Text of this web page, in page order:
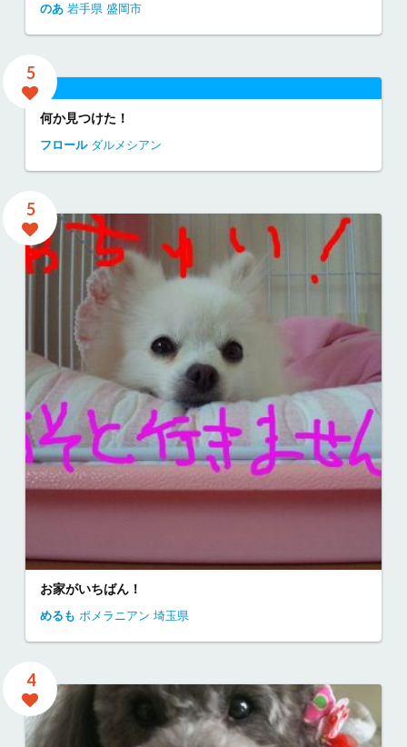
のあ 岩手県 盛岡市
5
何か見つけた！
フロール ダルメシアン
5
お家がいちばん！
めるも ポメラニアン 埼玉県
4